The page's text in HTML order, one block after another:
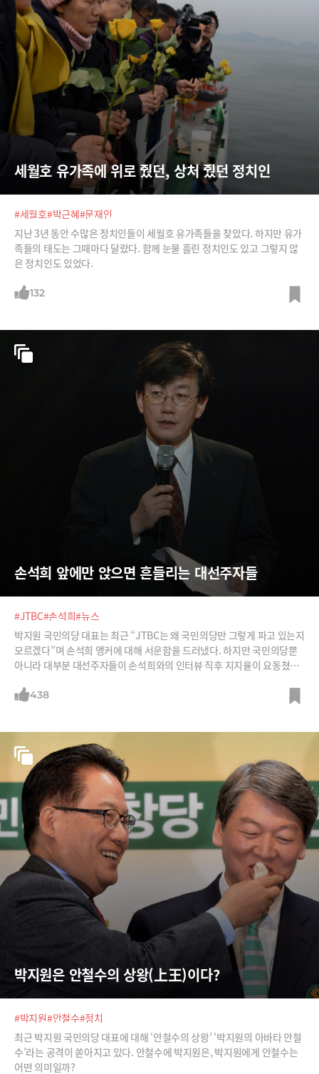
세월호 유가족에 위로 줬던, 상처 줬던 정치인
#세월호#박근혜#문재인
지난 3년 동안 수많은 정치인들이 세월호 유가족들을 찾았다. 하지만 유가
족들의 태도는 그때마다 달랐다. 함께 눈물 흘린 정치인도 있고 그렇지 않
은 정치인도 있었다.
132
손석희 앞에만 앉으면 흔들리는 대선주자들
#JTBC#손석희#뉴스
박지원 국민의당 대표는 최근 “JTBC는 왜 국민의당만 그렇게 파고 있는지
모르겠다”며 손석희 앵커에 대해 서운함을 드러냈다. 하지만 국민의당뿐
아니라 대부분 대선주자들이 손석희와의 인터뷰 직후 지지율이 요동쳤다.
438
박지원은 안철수의 상왕(上王)이다?
#박지원#안철수#정치
최근 박지원 국민의당 대표에 대해 ‘안철수의 상왕’ ‘박지원의 아바타 안철
수’라는 공격이 쏟아지고 있다. 안철수에 박지원은, 박지원에게 안철수는
어떤 의미일까?